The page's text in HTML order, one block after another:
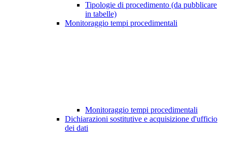
Tipologie di procedimento (da pubblicare
in tabelle)
Monitoraggio tempi procedimentali
Monitoraggio tempi procedimentali
Dichiarazioni sostitutive e acquisizione d'ufficio
dei dati